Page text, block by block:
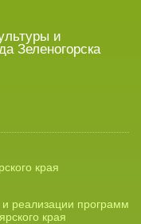
и
Зеленогорска
края
реализации программ
края